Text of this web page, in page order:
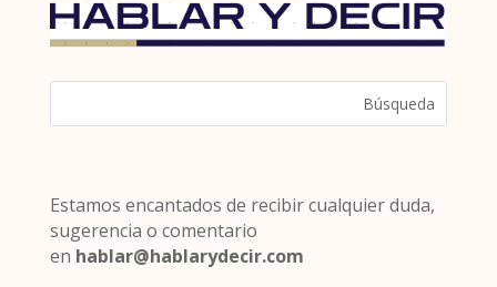
Estamos encantados de recibir cualquier duda,
sugerencia o comentario
en hablar@hablarydecir.com